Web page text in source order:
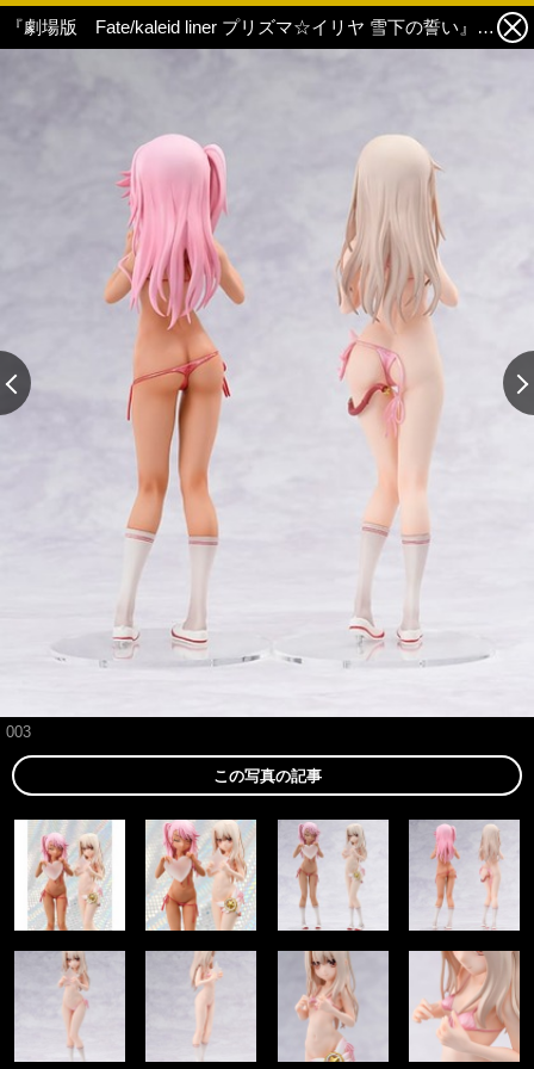
『劇場版 Fate/kaleid liner プリズマ☆イリヤ 雪下の誓い』公開記念！ SPカラーでイリヤ、クロが登場！ 4枚目の写真・画像
003
この写真の記事